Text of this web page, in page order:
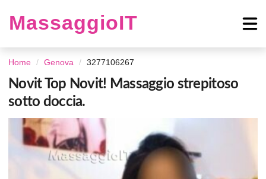
MassaggioIT
Home Genova 3277106267
Novit Top Novit! Massaggio strepitoso
sotto doccia.